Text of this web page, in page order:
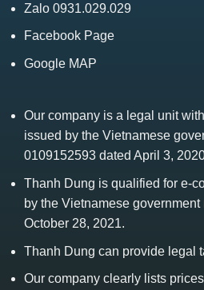
Zalo 0931.029.029
Facebook Page
Google MAP
Our company is a legal unit
issued by the Vietnamese
0109152593 dated April 3,
Thanh Dung is qualified for e-
by the Vietnamese
October 28, 2021.
Thanh Dung can provide legal
Our company clearly lists